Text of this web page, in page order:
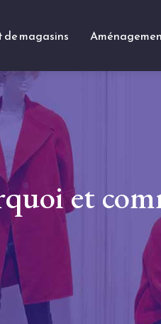
magasins
et